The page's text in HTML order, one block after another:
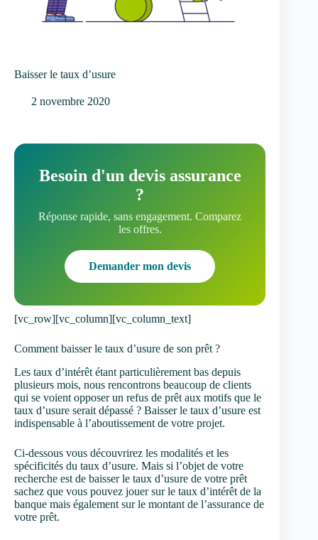
Baisser le taux d’usure
2 novembre 2020
Besoin d'un devis assurance
?
Réponse rapide, sans engagement. Comparez
les offres.
Demander mon devis
[vc_row][vc_column][vc_column_text]
Comment baisser le taux d’usure de son prêt ?
Les taux d’intérêt étant particulièrement bas depuis
plusieurs mois, nous rencontrons beaucoup de clients
qui se voient opposer un refus de prêt aux motifs que le
taux d’usure serait dépassé ? Baisser le taux d’usure est
indispensable à l’aboutissement de votre projet.
Ci-dessous vous découvrirez les modalités et les
spécificités du taux d’usure. Mais si l’objet de votre
recherche est de baisser le taux d’usure de votre prêt
sachez que vous pouvez jouer sur le taux d’intérêt de la
banque mais également sur le montant de l’assurance de
votre prêt.